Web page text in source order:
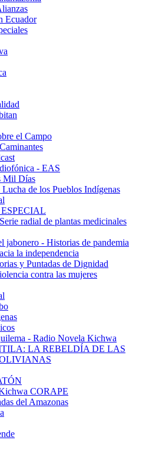
Ecuador
el Campo
- EAS
Mil Días
de los Pueblos Indígenas
radial de plantas medicinales
jabonero - Historias de pandemia
la independencia
y Puntadas de Dignidad
contra las mujeres
- Radio Novela Kichwa
LA REBELDÍA DE LAS
CORAPE
del Amazonas